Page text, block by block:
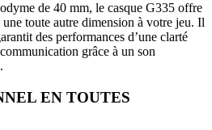
de 40 mm, le casque G335 offre
toute autre dimension à votre jeu. Il
des performances d’une clarté
grâce à un son
EN TOUTES